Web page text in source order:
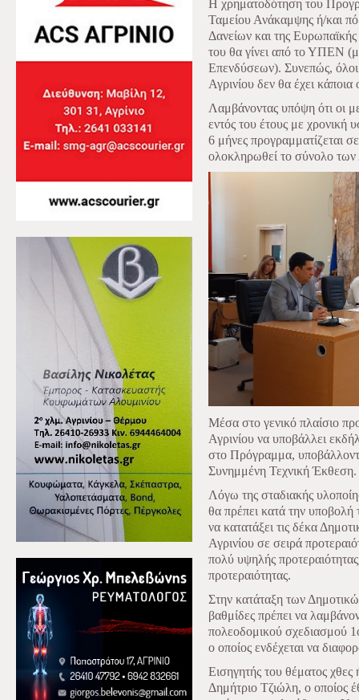
Η χρηματοδότηση του
Ταμείου Ανάκαμψης ή/και
Δανείων και της
του θα γίνει από το ΥΠΕΝ
Επενδύσεων). Συνεπώς, όλοι
Αγρινίου δεν θα έχει
Λαμβάνοντας υπόψη ότι οι
εντός του έτους με χρονική
6 μήνες προγραμματίζεται
ολοκληρωθεί το σύνολο
Μέσα στο γενικό πλαίσιο
Αγρινίου να υποβάλλει
στο Πρόγραμμα,
Συνημμένη Τεχνική Έκθεση.
Λόγω της σταδιακής
θα πρέπει κατά την
να κατατάξει τις δέκα
Αγρινίου σε σειρά
πολύ υψηλής
προτεραιότητας.
Στην κατάταξη των
βαθμίδες πρέπει να
πολεοδομικού σχεδιασμού
ο οποίος ενδέχεται να
Εισηγητής του θέματος
Δημήτριο Τζιώλη, ο οποίος